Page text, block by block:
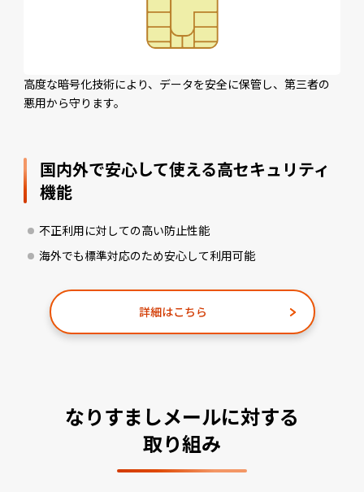
高度な暗号化技術により、データを安全に保管し、第三者の
悪用から守ります。
国内外で安心して使える高セキュリティ
機能
不正利用に対しての高い防止性能
海外でも標準対応のため安心して利用可能
詳細はこちら
なりすましメールに対する
取り組み